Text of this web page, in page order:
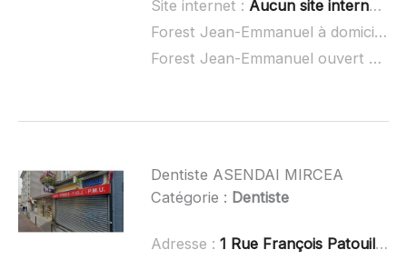
Site internet : Aucun site internet connu
Forest Jean-Emmanuel à domicile :
Forest Jean-Emmanuel ouvert dimanche :
Dentiste ASENDAI MIRCEA
Catégorie : Dentiste
Adresse : 1 Rue François Patouillard, 42500 Le Chambon-Feugerolles